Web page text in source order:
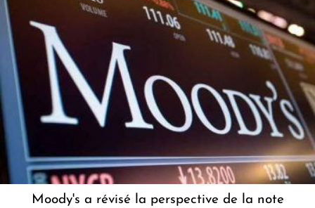
Moody's a révisé la perspective de la note